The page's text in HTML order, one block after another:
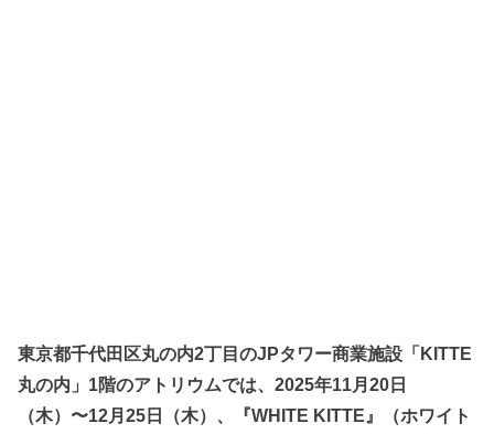
東京都千代田区丸の内2丁目のJPタワー商業施設「KITTE
丸の内」1階のアトリウムでは、2025年11月20日
（木）〜12月25日（木）、『WHITE KITTE』（ホワイト